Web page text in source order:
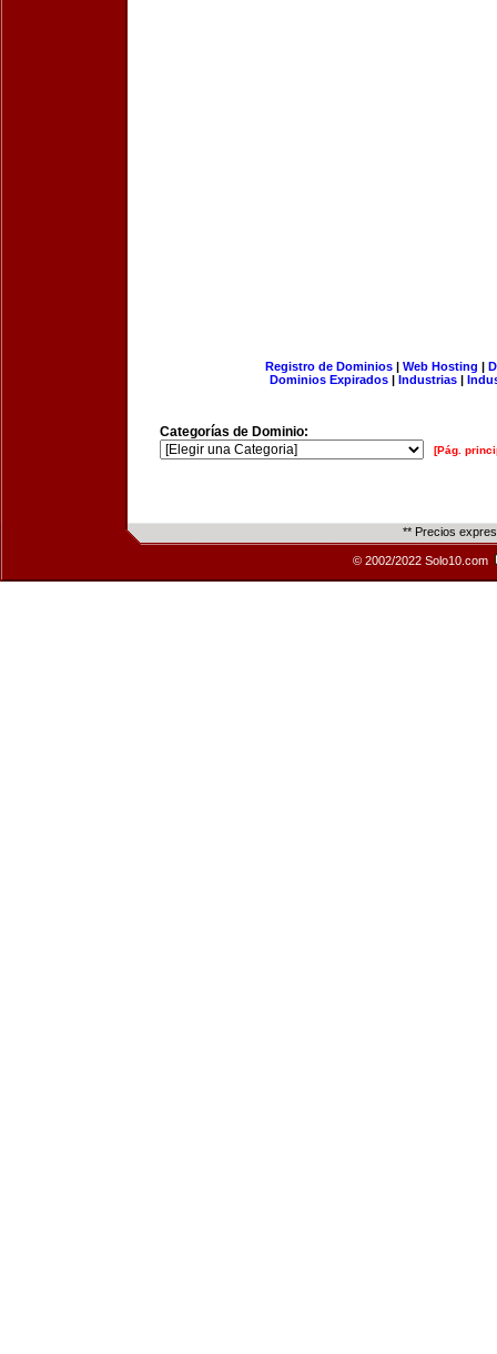
Registro de Dominios| Web Hosting |
Dominios Expirados | Industrias |
Categorías de Dominio:
[Pág.
** Precios
© 2002/2022 Solo10.com